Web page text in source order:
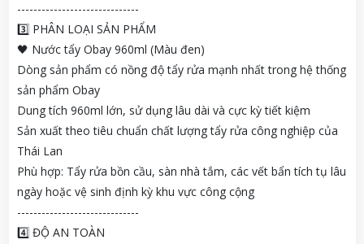
------------------------------
3️⃣ PHÂN LOẠI SẢN PHẨM
🖤 Nước tẩy Obay 960ml (Màu đen)
Dòng sản phẩm có nồng độ tẩy rửa mạnh nhất trong hệ thống
sản phẩm Obay
Dung tích 960ml lớn, sử dụng lâu dài và cực kỳ tiết kiệm
Sản xuất theo tiêu chuẩn chất lượng tẩy rửa công nghiệp của
Thái Lan
Phù hợp: Tẩy rửa bồn cầu, sàn nhà tắm, các vết bẩn tích tụ lâu
ngày hoặc vệ sinh định kỳ khu vực công cộng
------------------------------
4️⃣ ĐỘ AN TOÀN